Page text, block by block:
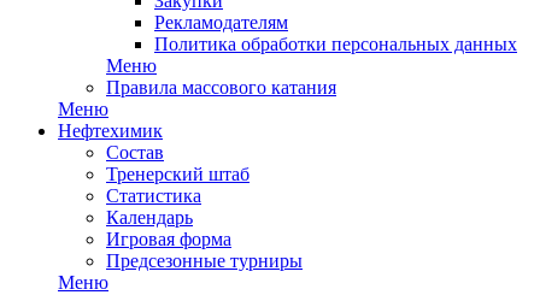
Рекламодателям
Политика обработки персональных данных
Меню
Правила массового катания
Меню
Нефтехимик
Состав
Тренерский штаб
Статистика
Календарь
Игровая форма
Предсезонные турниры
Меню